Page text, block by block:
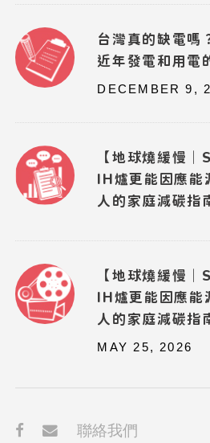
台灣真的缺電
近年發電和用電
DECEMBER 9,
【地球燒緩慢
IH爐更能因應能
人的家庭減碳指
【地球燒緩慢
IH爐更能因應能
人的家庭減碳指
MAY 25, 2026
聯絡我們